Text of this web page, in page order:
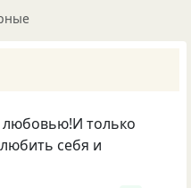
любовью!И только
себя и